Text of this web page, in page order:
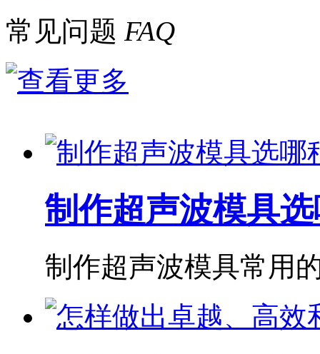
常见问题 FAQ
制作超声波模具
制作超声波模具常用